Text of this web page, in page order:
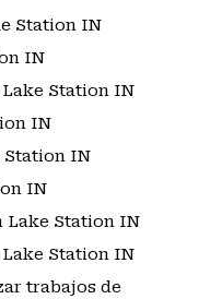
Station IN
IN
Station IN
IN
Station IN
IN
Lake Station IN
Station IN
trabajos de